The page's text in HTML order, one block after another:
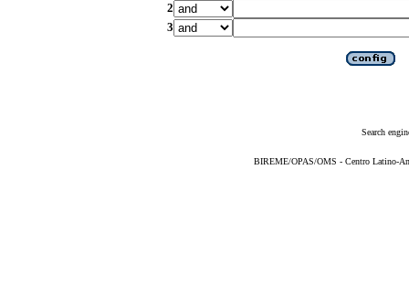
2
3
Search
BIREME/OPAS/OMS - Centro Latino-